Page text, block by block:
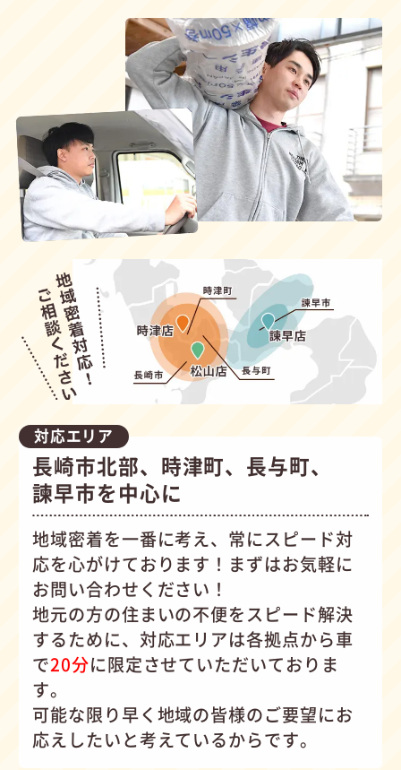
対応エリア
長崎市北部、時津町、長与町、
諫早市を中心に
地域密着を一番に考え、常にスピード対
応を心がけております！まずはお気軽に
お問い合わせください！
地元の方の住まいの不便をスピード解決
するために、対応エリアは各拠点から車
で20分に限定させていただいておりま
す。
可能な限り早く地域の皆様のご要望にお
応えしたいと考えているからです。